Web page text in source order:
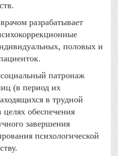
разрабатывает
половых и
патронаж
(в период их
в трудной
обеспечения
завершения
психологической